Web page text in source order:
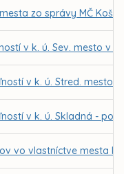
zo správy MČ
v k. ú. Sev. mesto v
v k. ú. Stred. mesto
v k. ú. Skladná -
vo vlastníctve mesta